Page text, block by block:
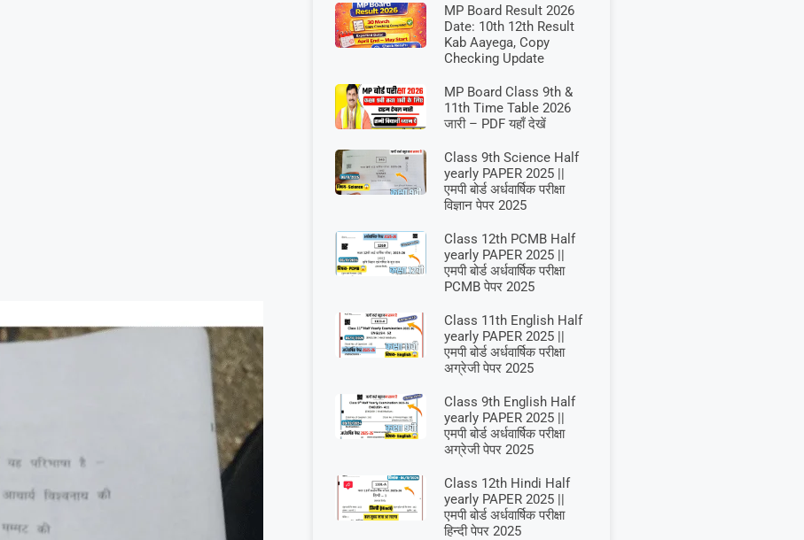
MP Board Result 2026
Date: 10th 12th Result
Kab Aayega, Copy
Checking Update
MP Board Class 9th &
11th Time Table 2026
जारी – PDF यहाँ देखें
Class 9th Science Half
yearly PAPER 2025 ||
एमपी बोर्ड अर्धवार्षिक परीक्षा
विज्ञान पेपर 2025
Class 12th PCMB Half
yearly PAPER 2025 ||
एमपी बोर्ड अर्धवार्षिक परीक्षा
PCMB पेपर 2025
Class 11th English Half
yearly PAPER 2025 ||
एमपी बोर्ड अर्धवार्षिक परीक्षा
अग्रेजी पेपर 2025
Class 9th English Half
yearly PAPER 2025 ||
एमपी बोर्ड अर्धवार्षिक परीक्षा
अग्रेजी पेपर 2025
Class 12th Hindi Half
yearly PAPER 2025 ||
एमपी बोर्ड अर्धवार्षिक परीक्षा
हिन्दी पेपर 2025